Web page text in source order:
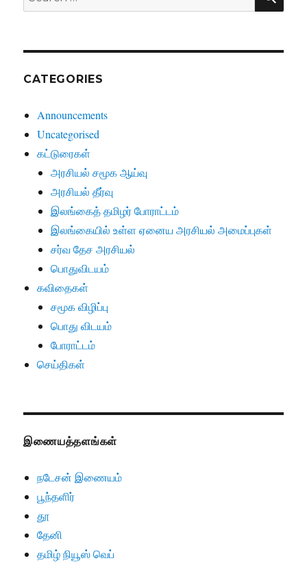
for:
CATEGORIES
Announcements
Uncategorised
கட்டுரைகள்
அரசியல் சமூக ஆய்வு
அரசியல் தீர்வு
இலங்கைத் தமிழர் போராட்டம்
இலங்கையில் உள்ள ஏனைய அரசியல் அமைப்புகள்
சர்வ தேச அரசியல்
பொதுவிடயம்
கவிதைகள்
சமூக விழிப்பு
பொது விடயம்
போராட்டம்
செய்திகள்
இணையத்தளங்கள்
நடேசன் இணையம்
பூந்தளிர்
தூ
தேனி
தமிழ் நியூஸ் வெப்